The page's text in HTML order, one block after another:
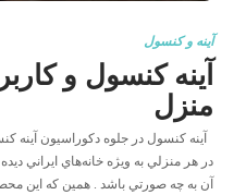
آینه و کنسول
آینه کنسول و
منزل
آینه کنسول در جلوه دکوراسیون آینه
در هر منزلي به ويژه خانه‌هاي ايراني
آن به چه صورتي باشد . همين که اين